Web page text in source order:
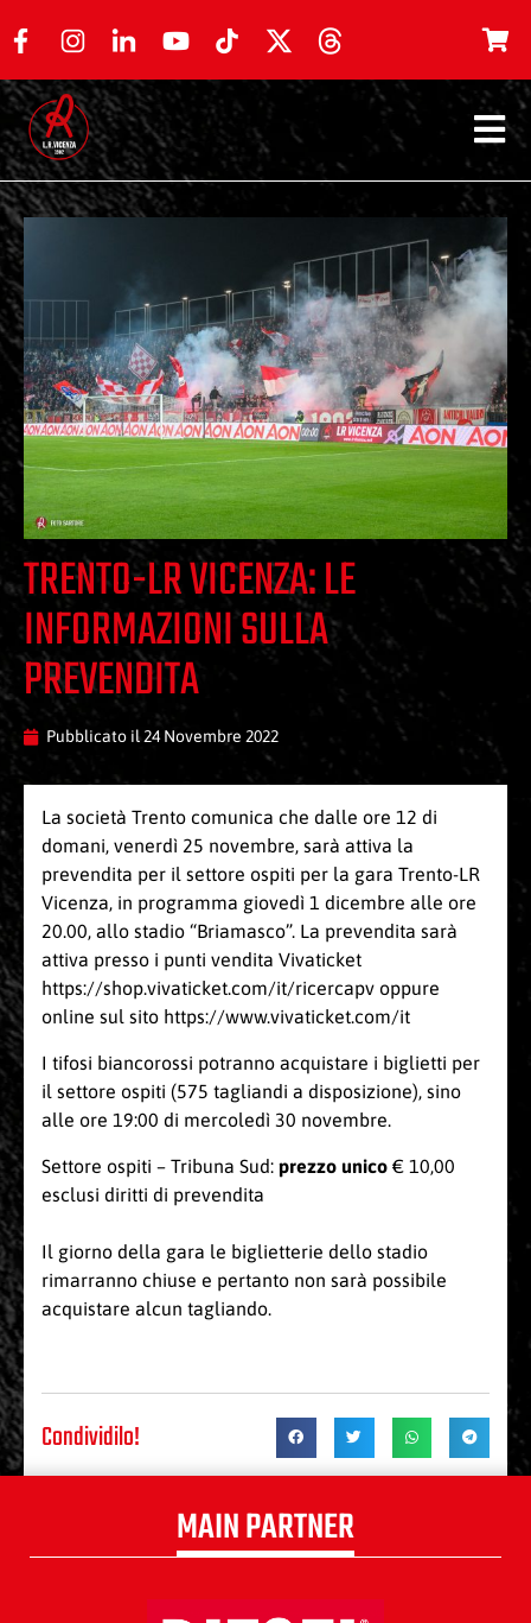
TRENTO-LR VICENZA: LE
INFORMAZIONI SULLA
PREVENDITA
Pubblicato il24 Novembre 2022
La società Trento comunica che dalle ore 12 di
domani, venerdì 25 novembre, sarà attiva la
prevendita per il settore ospiti per la gara Trento-LR
Vicenza, in programma giovedì 1 dicembre alle ore
20.00, allo stadio “Briamasco”. La prevendita sarà
attiva presso i punti vendita Vivaticket
https://shop.vivaticket.com/it/ricercapv oppure
online sul sito https://www.vivaticket.com/it
I tifosi biancorossi potranno acquistare i biglietti per
il settore ospiti (575 tagliandi a disposizione), sino
alle ore 19:00 di mercoledì 30 novembre.
Settore ospiti – Tribuna Sud: prezzo unico € 10,00
esclusi diritti di prevendita
Il giorno della gara le biglietterie dello stadio
rimarranno chiuse e pertanto non sarà possibile
acquistare alcun tagliando.
Condividilo!
MAIN PARTNER